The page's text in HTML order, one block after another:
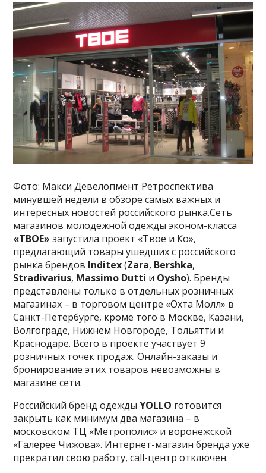
Фото: Макси Девелопмент Ретроспектива
минувшей недели в обзоре самых важных и
интересных новостей российского рынка.Сеть
магазинов молодежной одежды эконом-класса
«ТВОЕ» запустила проект «Твое и Ко»,
предлагающий товары ушедших с российского
рынка брендов Inditex(Zara, Bershka,
Stradivarius, Massimo Dutti и Oysho). Бренды
представлены только в отдельных розничных
магазинах – в торговом центре «Охта Молл» в
Санкт-Петербурге, кроме того в Москве, Казани,
Волгограде, Нижнем Новгороде, Тольятти и
Краснодаре. Всего в проекте участвует 9
розничных точек продаж. Онлайн-заказы и
бронирование этих товаров невозможны в
магазине сети.
Российский бренд одеждыYOLLO готовится
закрыть как минимум два магазина – в
московском ТЦ «Метрополис» и воронежской
«Галерее Чижова». Интернет-магазин бренда уже
прекратил свою работу, call-центр отключен.